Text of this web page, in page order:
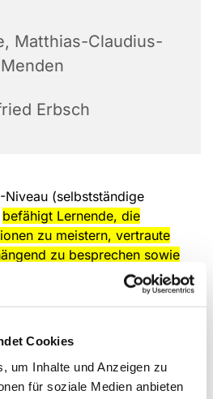
Cookies
um Inhalte und Anzeigen zu
für soziale Medien anbieten
Matthias-Claudius-
Erbsch
Niveau (selbstständige
befähigt Lernende, die
zu meistern, vertraute
zu besprechen sowie
und entspricht
des B1-Niveaus: